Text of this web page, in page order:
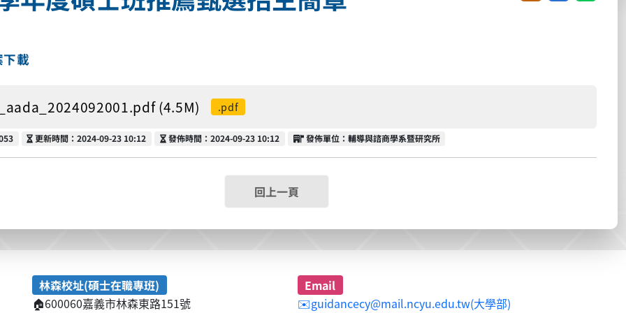
載
(4.5M) .pdf
更新時間
更新時間：2024-09-23 10:12 發佈時間
發佈時間：2024-09-23 10:12 發佈單位
發佈單位：輔導與諮商學系暨研究所
回上一頁
林森校址(碩士在職專班)
🏠600060嘉義市林森東路151號
Email
✉️guidancecy@mail.ncyu.edu.tw(大學部)